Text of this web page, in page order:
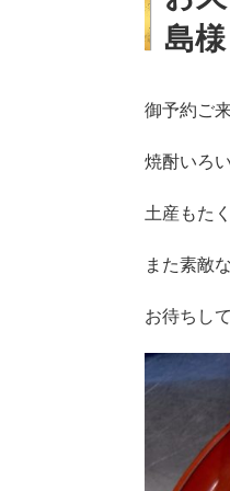
島様
御予約ご
焼酎いろ
土産もた
また素敵
お待ちし